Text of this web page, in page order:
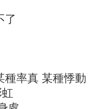
了
種率真 某種悸動